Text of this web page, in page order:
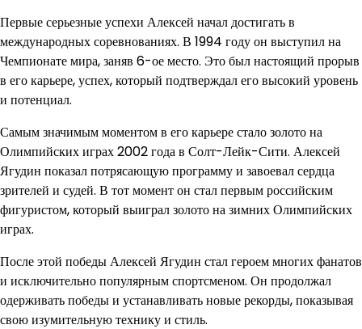
Первые серьезные успехи Алексей начал достигать в
международных соревнованиях. В 1994 году он выступил на
Чемпионате мира, заняв 6-ое место. Это был настоящий прорыв
в его карьере, успех, который подтверждал его высокий уровень
и потенциал.
Самым значимым моментом в его карьере стало золото на
Олимпийских играх 2002 года в Солт-Лейк-Сити. Алексей
Ягудин показал потрясающую программу и завоевал сердца
зрителей и судей. В тот момент он стал первым российским
фигуристом, который выиграл золото на зимних Олимпийских
играх.
После этой победы Алексей Ягудин стал героем многих фанатов
и исключительно популярным спортсменом. Он продолжал
одерживать победы и устанавливать новые рекорды, показывая
свою изумительную технику и стиль.